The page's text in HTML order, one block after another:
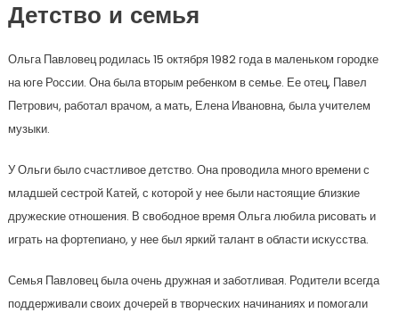
Детство и семья
Ольга Павловец родилась 15 октября 1982 года в маленьком городке
на юге России. Она была вторым ребенком в семье. Ее отец, Павел
Петрович, работал врачом, а мать, Елена Ивановна, была учителем
музыки.
У Ольги было счастливое детство. Она проводила много времени с
младшей сестрой Катей, с которой у нее были настоящие близкие
дружеские отношения. В свободное время Ольга любила рисовать и
играть на фортепиано, у нее был яркий талант в области искусства.
Семья Павловец была очень дружная и заботливая. Родители всегда
поддерживали своих дочерей в творческих начинаниях и помогали